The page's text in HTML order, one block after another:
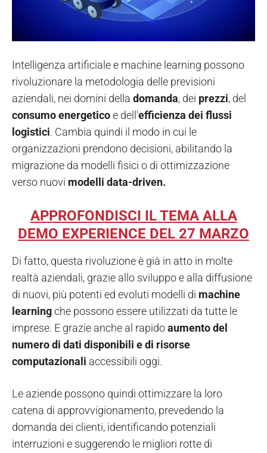
Intelligenza artificiale e machine learning possono
rivoluzionare la metodologia delle previsioni
aziendali, nei domini della domanda, dei prezzi, del
consumo energeticoe dell'efficienza dei flussi
logistici. Cambia quindi il modo in cui le
organizzazioni prendono decisioni, abilitando la
migrazione da modelli fisici o di ottimizzazione
verso nuovi modelli data-driven.
APPROFONDISCI IL TEMA ALLA
DEMO EXPERIENCE DEL 27 MARZO
Di fatto, questa rivoluzione è già in atto in molte
realtà aziendali, grazie allo sviluppo e alla diffusione
di nuovi, più potenti ed evoluti modelli di machine
learningche possono essere utilizzati da tutte le
imprese. E grazie anche al rapidoaumento del
numero di dati disponibili e di risorse
computazionali accessibili oggi.
Le aziende possono quindi ottimizzare la loro
catena di approvvigionamento, prevedendo la
domanda dei clienti, identificando potenziali
interruzioni e suggerendo le migliori rotte di